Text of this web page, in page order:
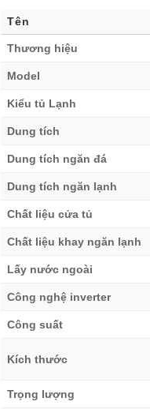
Tên
Thương hiệu
Model
Kiểu tủ Lạnh
Dung tích
Dung tích ngăn đá
Dung tích ngăn lạnh
Chất liệu cửa tủ
Chất liệu khay ngăn lạnh
Lấy nước ngoài
Công nghệ inverter
Công suất
Kích thước
Trọng lượng